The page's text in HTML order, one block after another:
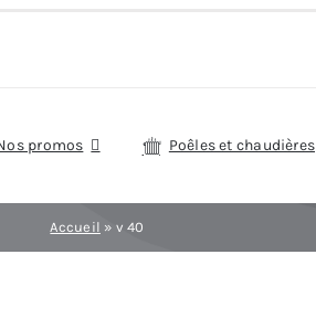
promos Poêles et chaudières
Accueil » v 40